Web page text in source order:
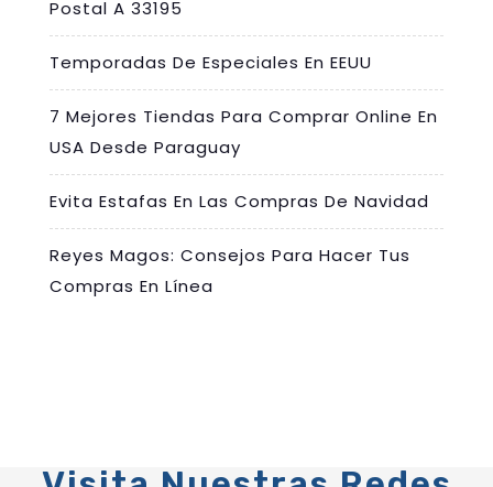
Postal A 33195
Temporadas De Especiales En EEUU
7 Mejores Tiendas Para Comprar Online En
USA Desde Paraguay
Evita Estafas En Las Compras De Navidad
Reyes Magos: Consejos Para Hacer Tus
Compras En Línea